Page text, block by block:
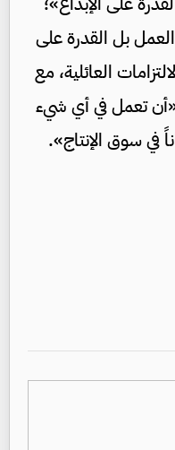
بل القدرة على
العائلية، مع
تعمل في أي شيء
سوق الإنتاج».